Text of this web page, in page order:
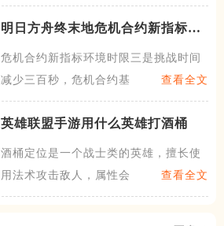
明日方舟终末地危机合约新指标如
危机合约新指标环境时限三是挑战时间
减少三百秒，危机合约基础的
查看全文
英雄联盟手游用什么英雄打酒桶
酒桶定位是一个战士类的英雄，擅长使
用法术攻击敌人，属性会比较
查看全文